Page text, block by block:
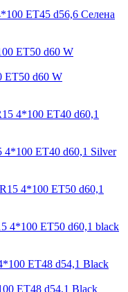
ET45 d56,6 Селена
ET50 d60 W
4*100 ET40 d60,1 Silver
4*100 ET50 d60,1 black
ET48 d54,1 Black